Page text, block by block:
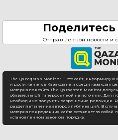
Отправьте свои новости и
The Qazaqstan Monitor — это сайт,
и достижениях в Казахстане и среди
материалов сайта The Qazaqstan Monitor
обязательной гиперссылкой на источник. Для
необходимо получить разрешение редакции.
разделяет мнение авторов публикаций. В
материалов редакция сайта оставляет за собой
установленном законом порядке.